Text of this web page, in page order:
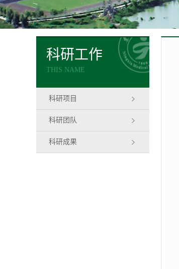
科研工作
THIS NAME
科研项目
科研团队
科研成果